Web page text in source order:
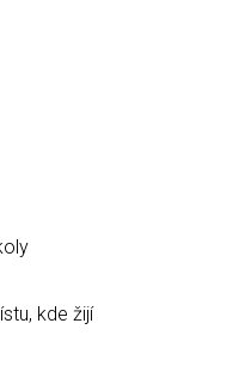
kde žijí